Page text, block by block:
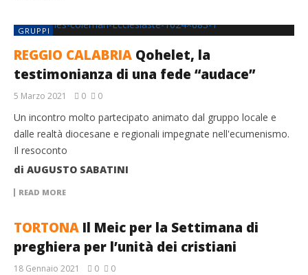
GRUPPI
REGGIO CALABRIA Qohelet, la
testimonianza di una fede “audace”
5 Marzo 2021 0 0
Un incontro molto partecipato animato dal gruppo locale e
dalle realtà diocesane e regionali impegnate nell'ecumenismo.
Il resoconto
di AUGUSTO SABATINI
READ MORE
TORTONA Il Meic per la Settimana di
preghiera per l’unità dei cristiani
18 Gennaio 2021 0 0